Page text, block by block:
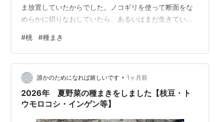
ま放置していたからでした。ノコギリを使って断面をな
めらかに切りなおしていたら、あるいはまだ生きていた
っても食べるとは限りませんが、食べたい気分になった
ときに食べられるというメリットがあります。桃も買う
と高いですしね。 7月頭、白い桃をスーパーで買ってき
たので、食べました。生の桃は白に限ります。 売られて
いるの桃のいいところは、包丁いらずで皮がむける可能
性が高いことと、くいっとやれば種が取れ…
#桃 #種まき
誰かのためになれば嬉しいです • 1ヶ月前
2026年 夏野菜の種まきをしました【枝豆・ト
ウモロコシ・インゲン等】